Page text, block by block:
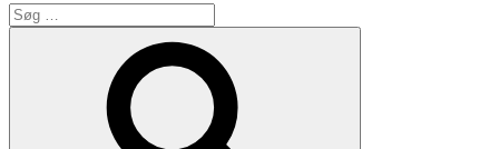
Søg
efter: